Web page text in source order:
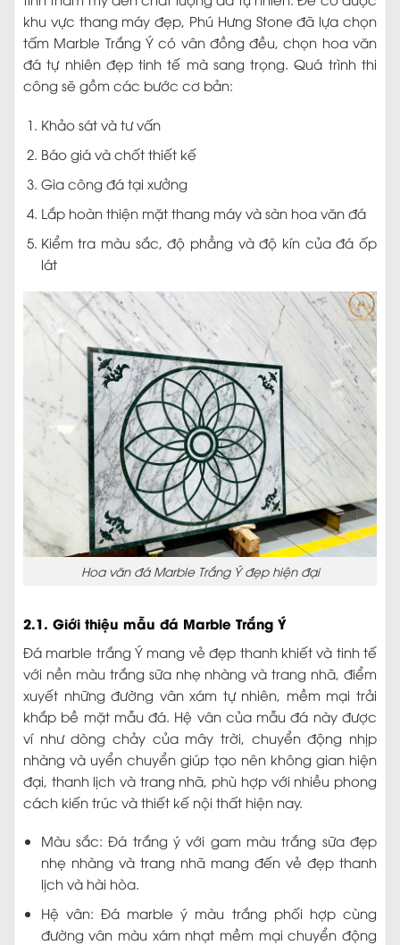
khu vực thang máy đẹp, Phú Hưng Stone đã lựa chọn
tấm Marble Trắng Ý có vân đồng đều, chọn hoa văn
đá tự nhiên đẹp tinh tế mà sang trọng. Quá trình thi
công sẽ gồm các bước cơ bản:
Khảo sát và tư vấn
Báo giá và chốt thiết kế
Gia công đá tại xưởng
Lắp hoàn thiện mặt thang máy và sàn hoa văn đá
Kiểm tra màu sắc, độ phẳng và độ kín của đá ốp
lát
Hoa văn đá Marble Trắng Ý đẹp hiện đại
2.1. Giới thiệu mẫu đá Marble Trắng Ý
Đá marble trắng Ý mang vẻ đẹp thanh khiết và tinh tế
với nền màu trắng sữa nhẹ nhàng và trang nhã, điểm
xuyết những đường vân xám tự nhiên, mềm mại trải
khắp bề mặt mẫu đá. Hệ vân của mẫu đá này được
ví như dòng chảy của mây trời, chuyển động nhịp
nhàng và uyển chuyển giúp tạo nên không gian hiện
đại, thanh lịch và trang nhã, phù hợp với nhiều phong
cách kiến trúc và thiết kế nội thất hiện nay.
Màu sắc: Đá trắng ý với gam màu trắng sữa đẹp
nhẹ nhàng và trang nhã mang đến vẻ đẹp thanh
lịch và hài hòa.
Hệ vân: Đá marble ý màu trắng phối hợp cùng
đường vân màu xám nhạt mềm mại chuyển động